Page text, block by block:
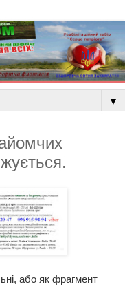
▼
або як фрагмент